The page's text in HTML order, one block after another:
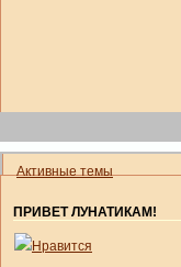
Активные темы
ПРИВЕТ ЛУНАТИКАМ!
Нравится